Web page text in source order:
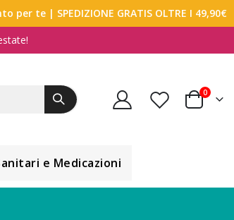
per te | SPEDIZIONE GRATIS OLTRE I 49,90€
Carrello
0
e Medicazioni